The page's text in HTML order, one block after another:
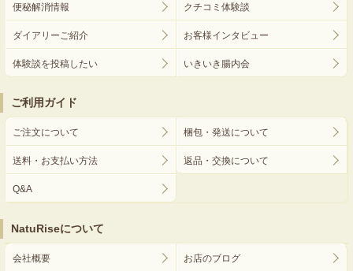
便秘解消情報 クチコミ体験談
ダイアリーご紹介 お客様インタビュー
体験談を投稿したい いきいき腸内会
ご利用ガイド
ご注文について 梱包・発送について
送料・お支払い方法 返品・交換について
Q&A
NatuRiseについて
会社概要 お店のブログ